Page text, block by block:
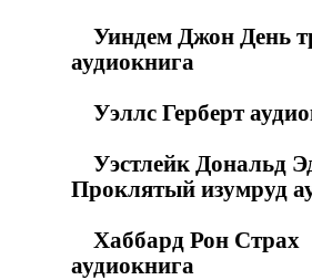
Уиндем Джон День
аудиокнига
Уэллс Герберт
Уэстлейк Дональд
Проклятый изумруд
Хаббард Рон Страх
аудиокнига